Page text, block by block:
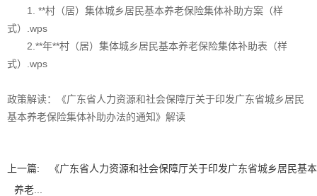
1. **村（居）集体城乡居民基本养老保险集体补助方案（样
式）.wps
2. **年**村（居）集体城乡居民基本养老保险集体补助表（样
式）.wps
政策解读：
《广东省人力资源和社会保障厅关于印发广东省城乡居民
基本养老保险集体补助办法的通知》解读
上一篇:
《广东省人力资源和社会保障厅关于印发广东省城乡居民基本
养老...